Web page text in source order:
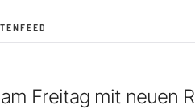
Freitag mit neuen